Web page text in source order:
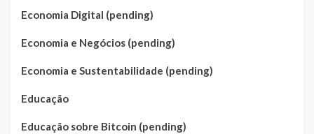
Economia Digital (pending)
Economia e Negócios (pending)
Economia e Sustentabilidade (pending)
Educação
Educação sobre Bitcoin (pending)